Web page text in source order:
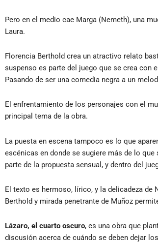
Pero en el medio cae Marga (Nemeth), una
Laura.
Florencia Berthold crea un atractivo relato
suspenso es parte del juego que se crea con
Pasando de ser una comedia negra a un
El enfrentamiento de los personajes con el
principal tema de la obra.
La puesta en escena tampoco es lo que
escénicas en donde se sugiere más de lo
parte de la propuesta sensual, y dentro del
El texto es hermoso, lírico, y la delicadeza de
Berthold y mirada penetrante de Muñoz
Lázaro, el cuarto oscuro, es una obra que
discusión acerca de cuándo se deben dejar